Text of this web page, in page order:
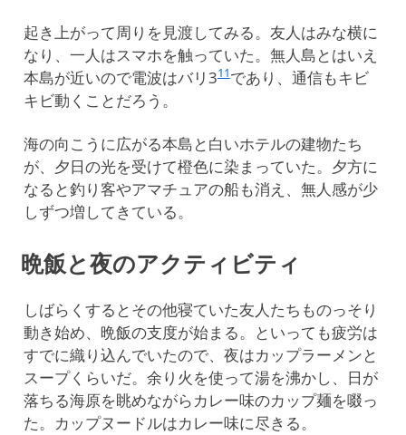
起き上がって周りを見渡してみる。友人はみな横に
なり、一人はスマホを触っていた。無人島とはいえ
本島が近いので電波はバリ311であり、通信もキビ
キビ動くことだろう。
海の向こうに広がる本島と白いホテルの建物たち
が、夕日の光を受けて橙色に染まっていた。夕方に
なると釣り客やアマチュアの船も消え、無人感が少
しずつ増してきている。
晩飯と夜のアクティビティ
しばらくするとその他寝ていた友人たちものっそり
動き始め、晩飯の支度が始まる。といっても疲労は
すでに織り込んでいたので、夜はカップラーメンと
スープくらいだ。余り火を使って湯を沸かし、日が
落ちる海原を眺めながらカレー味のカップ麺を啜っ
た。カップヌードルはカレー味に尽きる。